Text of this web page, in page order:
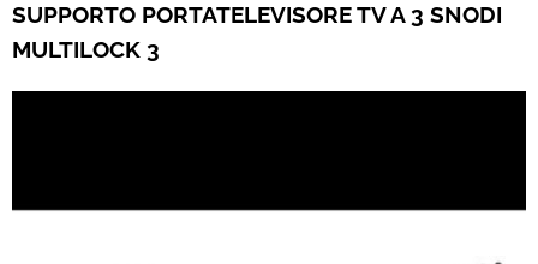
Articoli per Furgonati e Van
BEST SELLER
SUPPORTO PORTATELEVISORE TV A 3 SNODI
MULTILOCK 3